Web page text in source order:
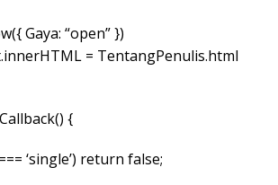
Gaya: “open” })
= TentangPenulis.html
{
‘single’) return false;